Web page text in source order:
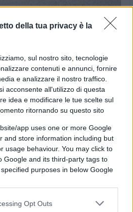
della tua privacy è la
sul nostro sito, tecnologie
contenuti e annunci, fornire
e analizzare il nostro traffico.
acconsente all'utilizzo di questa
idea e modificare le tue scelte sul
ritornando su questo sito
app uses one or more Google
and store information including but
usage behaviour. You may click to
Google and its third-party tags to
purposes in below Google
Opt Outs
VIGNETTA DEL
22/08/2023
Beppe Fantin, illustratore
passione dell'autore per
non solo politiche, attraverso i
la tecnica riconoscibile
un liberale di
sinistra, che a suo dire, mai